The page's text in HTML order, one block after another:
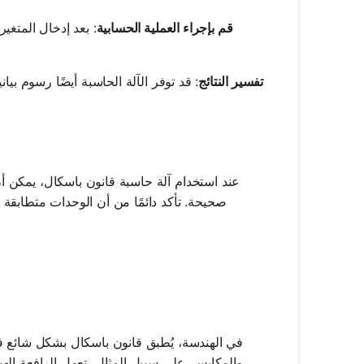
قم بإجراء العملية الحسابية: بعد إدخال
تفسير النتائج: قد توفر الآلة الحاسبة أيضًا رسوم
عند استخدام آلة حاسبة قانون باسكال،
صحيحة. تأكد دائمًا من أن الوحدات
في الهندسة، يُطبق قانون باسكال بشكل شائع